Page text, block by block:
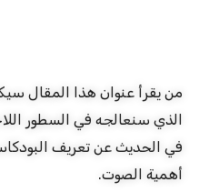
من يقرأ عنوان هذا المقال
الذي سنعالجه في السطور
في الحديث عن تعريف
أهمية الصوت.